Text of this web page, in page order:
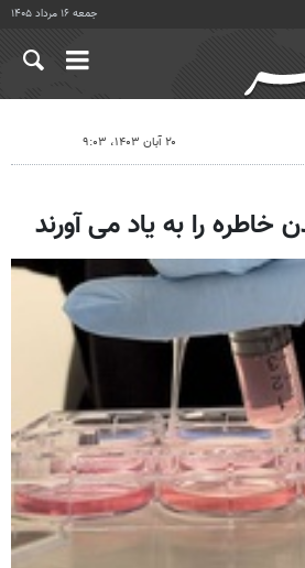
جمعه ۱۶ مرداد ۱۴۰۵
۲۰ آبان ۱۴۰۳، ۹:۰۳
را به یاد می آورند